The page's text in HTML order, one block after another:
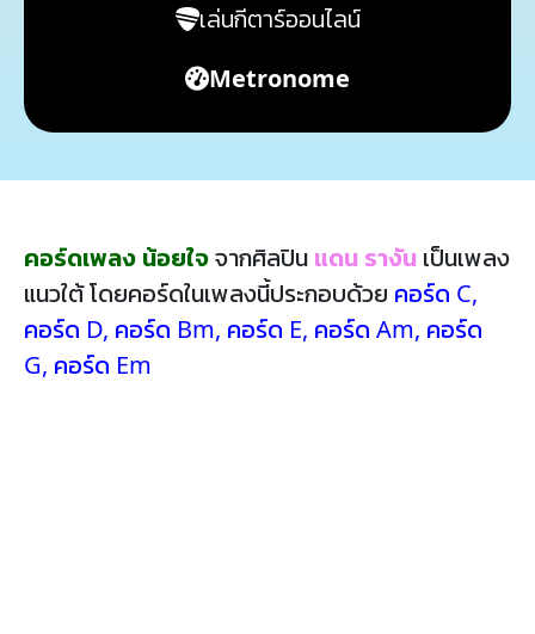
เล่นกีตาร์ออนไลน์
Metronome
คอร์ดเพลง น้อยใจจากศิลปิน แดน รางัน เป็นเพลง
แนวใต้ โดยคอร์ดในเพลงนี้ประกอบด้วย คอร์ด C,
คอร์ด D, คอร์ด Bm, คอร์ด E, คอร์ด Am, คอร์ด
G, คอร์ด Em